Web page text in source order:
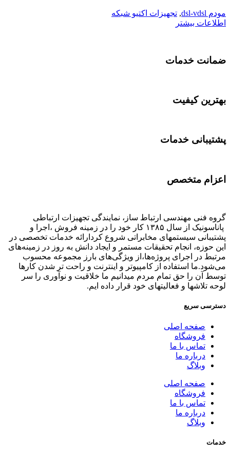
مودم dsl-vdsl , تجهیزات اکتیو شبکه
اطلاعات بیشتر
ضمانت خدمات
بهترین کیفیت
پشتیبانی خدمات
اعزام متخصص
گروه فنی مهندسی ارتباط ساز، نمایندگی تجهیزات ارتباطی
پاناسونیک از سال ۱۳۸۵ کار خود را در زمینه فروش ،اجرا و
پشتیبانی سیستمهای مخابراتی شروع کردارائه خدمات تخصصی در
این حوزه، انجام تحقیقات مستمر و ایجاد دانش به‌ روز در زمینه‌های
مرتبط در اجرای پروژه‌ها،از ویژگی‌های بارز مجموعه محسوب
می‌شود.ما استفاده از کامپیوتر و اینترنت و راحت تر شدن کارها
توسط آن را حق تمام مردم میدانیم ما خلاقیت و نوآوری را سر
لوحه تلاشها و فعالیتهای خود قرار داده ایم.
دسترسی سریع
صفحه اصلی
فروشگاه
تماس با ما
درباره ما
وبلاگ
صفحه اصلی
فروشگاه
تماس با ما
درباره ما
وبلاگ
خدمات